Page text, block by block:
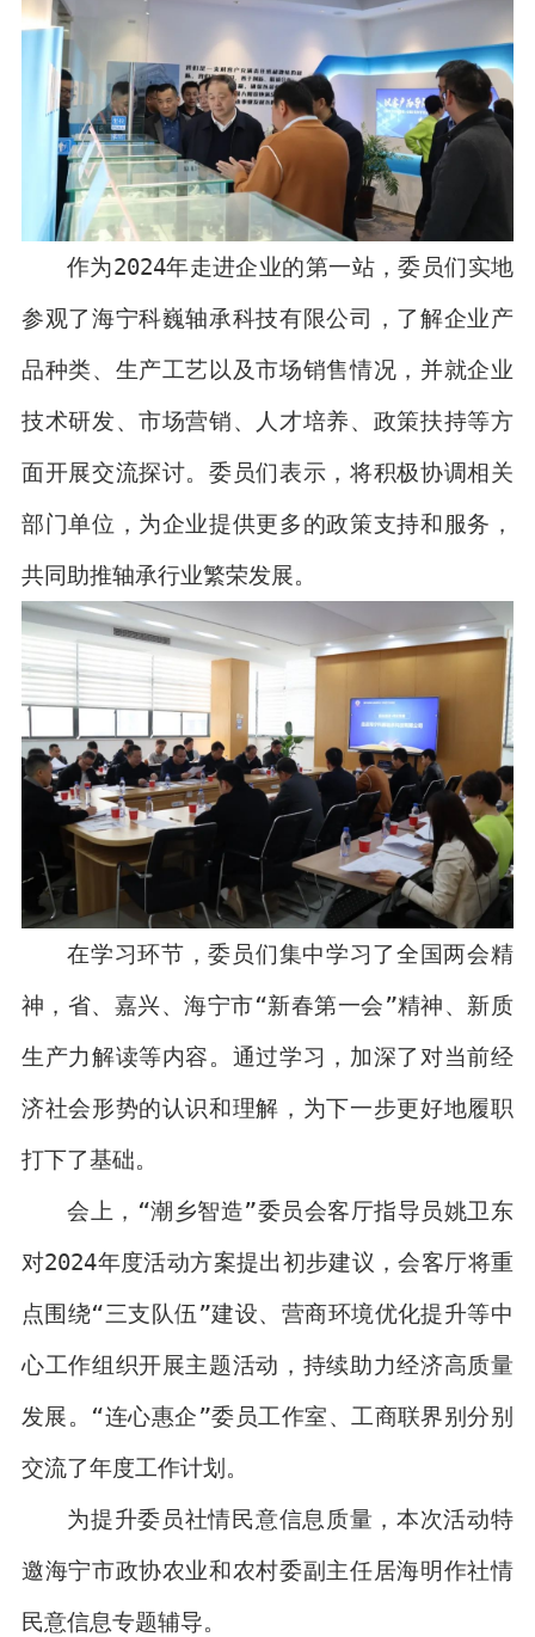
作为2024年走进企业的第一站，委员们实地
参观了海宁科巍轴承科技有限公司， 了解企业产
品种类、生产工艺以及市场销售情况，并就企业
技术研发、市场营销、人才培养、政策扶持等方
面开展交流探讨。委员们表示，将积极协调相关
部门单位，为企业提供更多的政策支持和服务，
共同助推轴承行业繁荣发展。
在学习环节，委员们集中学习了全国两会精
神，省、嘉兴、海宁市“新春第一会”精神、新质
生产力解读等内容。通过学习，加深了对当前经
济社会形势的认识和理解，为下一步更好地履职
打下了基础。
会上，“潮乡智造”委员会客厅指导员姚卫东
对2024年度活动方案提出初步建议，会客厅将重
点围绕“三支队伍”建设、营商环境优化提升等中
心工作组织开展主题活动，持续助力经济高质量
发展。“连心惠企”委员工作室、工商联界别分别
交流了年度工作计划。
为提升委员社情民意信息质量，本次活动特
邀海宁市政协农业和农村委副主任居海明作社情
民意信息专题辅导。